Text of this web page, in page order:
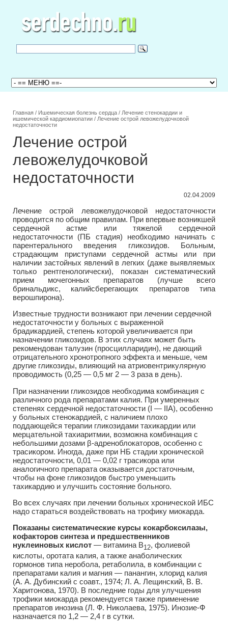
Главная / Ишемическая болезнь сердца / Лечение стенокардии и
ишемической кардиомиопатии / Лечение острой левожелудочковой
недостаточности
Лечение острой
левожелудочковой
недостаточности
02.04.2009
Лечение острой левожелудочковой недостаточности
проводится по общим правилам. При впервые возникшей
сердечной астме или тяжелой сердечной
недостаточности (ПБ стадия) необходимо начинать с
парентерального введения гликозидов. Больным,
страдающим приступами сердечной астмы или при
наличии застойных явлений в легких (даже выявляемых
только рентгенологически), показан систематический
прием мочегонных препаратов (лучше всего
бринальдикс, калийсберегающих препаратов типа
верошпирона).
Известные трудности возникают при лечении сердечной
недостаточности у больных с выраженной
брадикардией, степень которой увеличивается при
назначении гликозидов. В этих случаях может быть
рекомендован талузин (просцилларидин), не дающий
отрицательного хронотропного эффекта и меньше, чем
другие гликозиды, влияющий на атриовентрикулярную
проводимость (0,25 — 0,5 мг 2 — 3 раза в день).
При назначении гликозидов необходима комбинация с
различного рода препаратами калия. При умеренных
степенях сердечной недостаточности (I — IIA), особенно
у больных стенокардией, с наличием плохо
поддающейся терапии гликозидами тахикардии или
мерцательной тахиаритмии, возможна комбинация с
небольшими дозами β-адреноблокаторов, особенно с
трасикором. Иногда, даже при НБ стадии хронической
недостаточности, 0,01 — 0,02 г трасикора или
аналогичного препарата оказывается достаточным,
чтобы на фоне гликозидов быстро уменьшить
тахикардию и улучшить состояние больного.
Во всех случаях при лечении больных хронической ИБС
надо стараться воздействовать на трофику миокарда.
Показаны систематические курсы кокарбоксилазы,
кофакторов синтеза и предшественников
нуклеиновых кислот — витамина В12, фолиевой
кислоты, оротата калия, а также анаболических
гормонов типа неробола, ретаболила, в комбинации с
препаратами калия и магния — панангин, хлорид калия
(А. А. Дубинский с соавт., 1974; Л. А. Лещинский, В. В.
Харитонова, 1970). В последние годы для улучшения
трофики миокарда рекомендуется также применение
препаратов инозина (Л. Ф. Николаева, 1975). Инозие-Ф
назначается по 1,2 — 2,4 г в сутки.